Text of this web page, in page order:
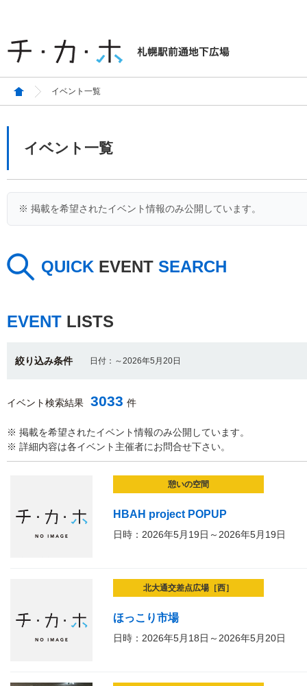
イベント一覧
イベント一覧
※ 掲載を希望されたイベント情報のみ公開しています。
QUICK EVENT SEARCH
EVENT LISTS
絞り込み条件 日付：～2026年5月20日
イベント検索結果 3033 件
※ 掲載を希望されたイベント情報のみ公開しています。
※ 詳細内容は各イベント主催者にお問合せ下さい。
憩いの空間
HBAH project POPUP
日時：2026年5月19日～2026年5月19日
北大通交差点広場［西］
ほっこり市場
日時：2026年5月18日～2026年5月20日